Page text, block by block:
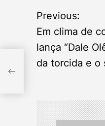
P
o
s
n
Previous:
Em clima de
lança “Dale
da torcida e o